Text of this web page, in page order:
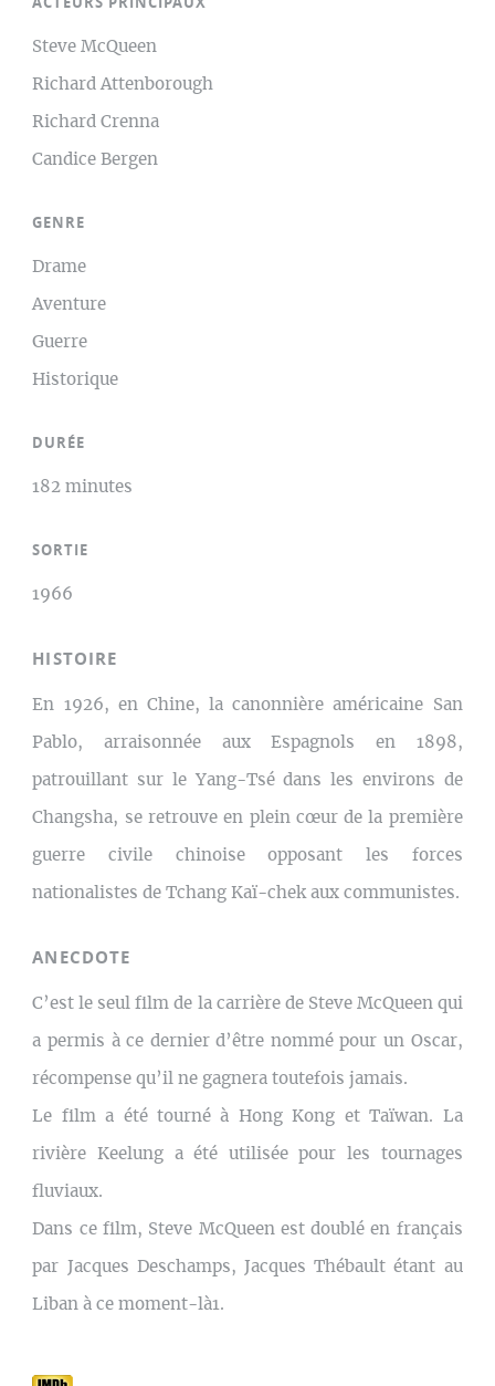
Steve McQueen
Richard Attenborough
Richard Crenna
Candice Bergen
GENRE
Drame
Aventure
Guerre
Historique
DURÉE
182 minutes
SORTIE
1966
HISTOIRE
En 1926, en Chine, la canonnière américaine San
Pablo, arraisonnée aux Espagnols en 1898,
patrouillant sur le Yang-Tsé dans les environs de
Changsha, se retrouve en plein cœur de la première
guerre civile chinoise opposant les forces
nationalistes de Tchang Kaï-chek aux communistes.
ANECDOTE
C’est le seul film de la carrière de Steve McQueen qui
a permis à ce dernier d’être nommé pour un Oscar,
récompense qu’il ne gagnera toutefois jamais.
Le film a été tourné à Hong Kong et Taïwan. La
rivière Keelung a été utilisée pour les tournages
fluviaux.
Dans ce film, Steve McQueen est doublé en français
par Jacques Deschamps, Jacques Thébault étant au
Liban à ce moment-là1.